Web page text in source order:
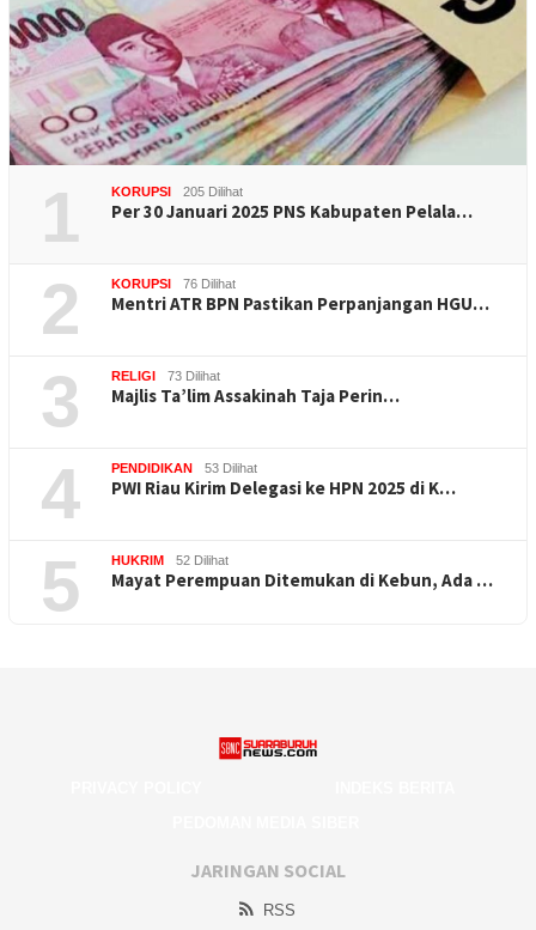
1 KORUPSI 205 Dilihat
Per 30 Januari 2025 PNS Kabupaten Pelala…
2 KORUPSI 76 Dilihat
Mentri ATR BPN Pastikan Perpanjangan HGU…
3 RELIGI 73 Dilihat
Majlis Ta’lim Assakinah Taja Perin…
4 PENDIDIKAN 53 Dilihat
PWI Riau Kirim Delegasi ke HPN 2025 di K…
5 HUKRIM 52 Dilihat
Mayat Perempuan Ditemukan di Kebun, Ada …
JARINGAN SOCIAL
RSS